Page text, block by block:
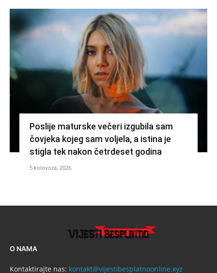
Poslije maturske večeri izgubila sam
čovjeka kojeg sam voljela, a istina je
stigla tek nakon četrdeset godina
5 kolovoza, 2026
O NAMA
Kontaktirajte nas: kontakt@vijestibesplatnoonline.xyz